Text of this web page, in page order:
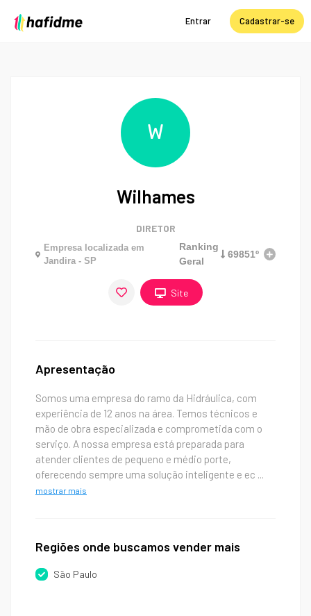
Entrar Cadastrar-se
W
Wilhames
DIRETOR
Empresa localizada em
Jandira - SP
Ranking
Geral
69851º
Site
Apresentação
Somos uma empresa do ramo da Hidráulica, com
experiência de 12 anos na área. Temos técnicos e
mão de obra especializada e comprometida com o
serviço. A nossa empresa está preparada para
atender clientes de pequeno e médio porte,
oferecendo sempre uma solução inteligente e ec ...
mostrar mais
Regiões onde buscamos vender mais
São Paulo